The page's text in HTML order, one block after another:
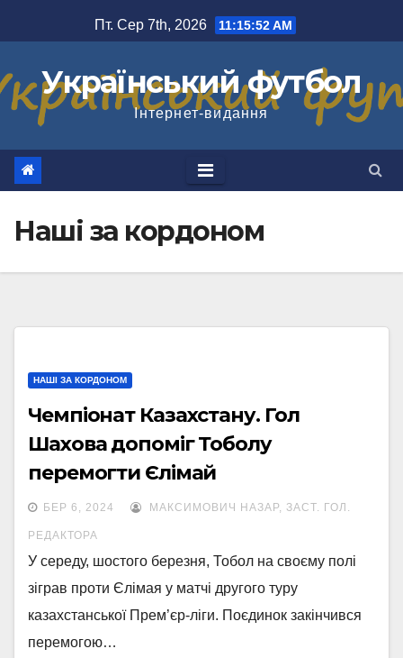
до
Пт. Сер 7th, 2026 11:15:53 AM
Український футбол
Інтернет-видання
Наші за кордоном
НАШІ ЗА КОРДОНОМ
Чемпіонат Казахстану. Гол
Шахова допоміг Тоболу
перемогти Єлімай
БЕР 6, 2024 МАКСИМОВИЧ НАЗАР, ЗАСТ. ГОЛ.
РЕДАКТОРА
У середу, шостого березня, Тобол на своєму полі
зіграв проти Єлімая у матчі другого туру
казахстанської Прем’єр-ліги. Поєдинок закінчився
перемогою…